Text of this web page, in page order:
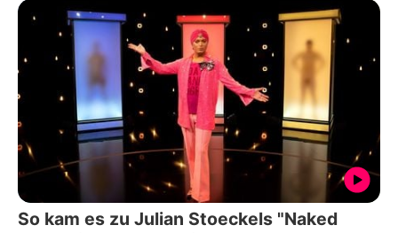
So kam es zu Julian Stoeckels "Naked